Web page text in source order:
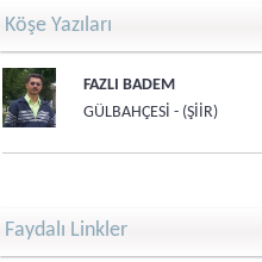
Köşe Yazıları
FAZLI BADEM
GÜLBAHÇESİ - (ŞİİR)
Faydalı Linkler